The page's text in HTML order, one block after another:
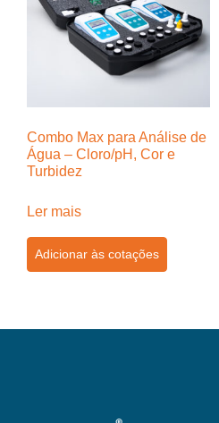
Combo Max para Análise de
Água – Cloro/pH, Cor e
Turbidez
Ler mais
Adicionar às cotações